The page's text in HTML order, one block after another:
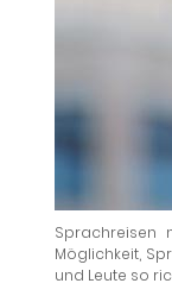
Sprachreisen
Möglichkeit,
und Leute so